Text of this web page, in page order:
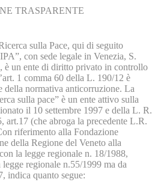
TRASPARENTE
sulla Pace, qui di seguito
con sede legale in Venezia, S.
è un ente di diritto privato in controllo
1 comma 60 della L. 190/12 è
della normativa anticorruzione. La
sulla pace” è un ente attivo sulla
il 10 settembre 1997 e della L. R.
art.17 (che abroga la precedente L.R.
riferimento alla Fondazione
della Regione del Veneto alla
la legge regionale n. 18/1988,
regionale n.55/1999 ma da
indica quanto segue: